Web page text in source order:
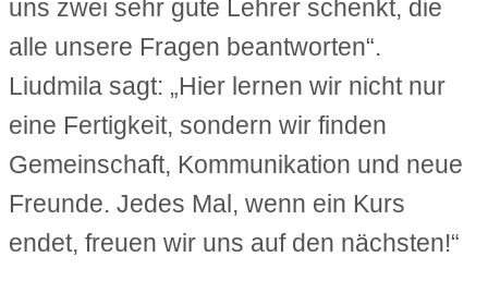
uns zwei sehr gute Lehrer schenkt, die
alle unsere Fragen beantworten“.
Liudmila sagt: „Hier lernen wir nicht nur
eine Fertigkeit, sondern wir finden
Gemeinschaft, Kommunikation und neue
Freunde. Jedes Mal, wenn ein Kurs
endet, freuen wir uns auf den nächsten!“